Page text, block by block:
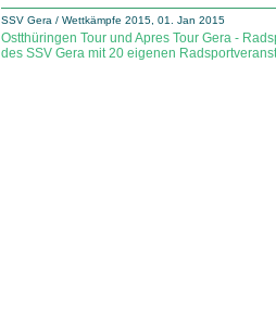
SSV Gera / Wettkämpfe 2015, 01. Jan 2015
Ostthüringen Tour und Apres Tour Gera -
des SSV Gera mit 20 eigenen